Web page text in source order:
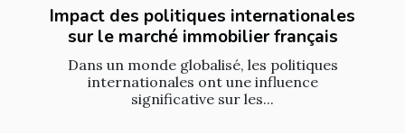
Impact des politiques internationales
sur le marché immobilier français
Dans un monde globalisé, les politiques
internationales ont une influence
significative sur les...